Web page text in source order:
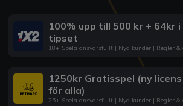
100% upp till 500 kr + 64kr i
tipset
18+ Spela ansvarsfullt | Nya kunder | Regler &
1250kr Gratisspel (ny licens
för alla)
25+ Spela ansvarsfullt | Nya kunder | Regler &